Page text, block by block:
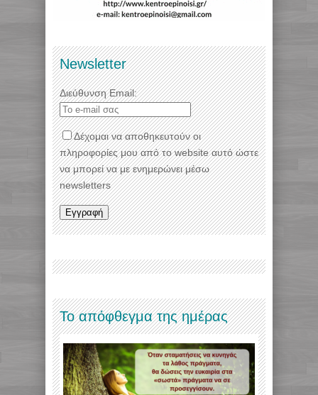
Newsletter
Διεύθυνση Email:
Δέχομαι να αποθηκευτούν οι
πληροφορίες μου από το website αυτό ώστε
να μπορεί να με ενημερώνει μέσω
newsletters
Το απόφθεγμα της ημέρας